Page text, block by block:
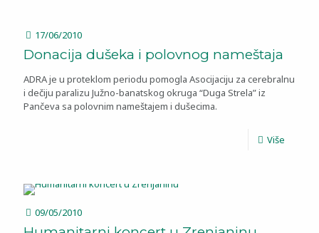
17/06/2010
Donacija dušeka i polovnog nameštaja
ADRA je u proteklom periodu pomogla Asocijaciju za cerebralnu
i dečiju paralizu Južno-banatskog okruga “Duga Strela” iz
Pančeva sa polovnim nameštajem i dušecima.
Više
09/05/2010